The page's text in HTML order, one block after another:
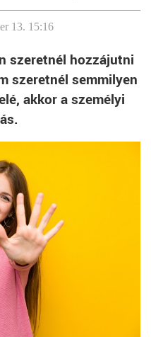
13. 15:16
szeretnél hozzájutni
szeretnél semmilyen
akkor a személyi